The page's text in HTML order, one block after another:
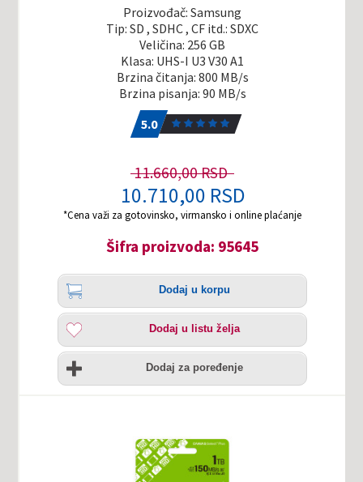
Proizvođač: Samsung
Tip: SD , SDHC , CF itd.: SDXC
Veličina: 256 GB
Klasa: UHS-I U3 V30 A1
Brzina čitanja: 800 MB/s
Brzina pisanja: 90 MB/s
5.0
11.660,00 RSD
10.710,00 RSD
*Cena važi za gotovinsko, virmansko i online plaćanje
Šifra proizvoda: 95645
Količina
Dodaj
korpu
Dodaj u korpu
Dodaj
listu
želja
Dodaj u listu želja
Uporedi
Dodaj za poređenje